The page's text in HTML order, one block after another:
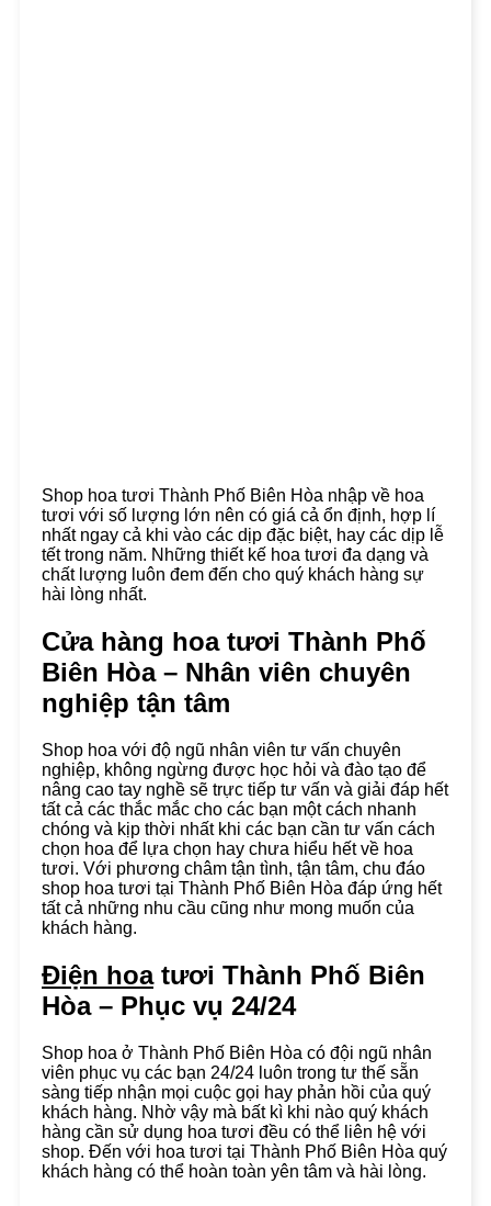
Shop hoa tươi Thành Phố Biên Hòa nhập về hoa
tươi với số lượng lớn nên có giá cả ổn định, hợp lí
nhất ngay cả khi vào các dịp đặc biệt, hay các dịp lễ
tết trong năm. Những thiết kế hoa tươi đa dạng và
chất lượng luôn đem đến cho quý khách hàng sự
hài lòng nhất.
Cửa hàng hoa tươi Thành Phố
Biên Hòa – Nhân viên chuyên
nghiệp tận tâm
Shop hoa với độ ngũ nhân viên tư vấn chuyên
nghiệp, không ngừng được học hỏi và đào tạo để
nâng cao tay nghề sẽ trực tiếp tư vấn và giải đáp hết
tất cả các thắc mắc cho các bạn một cách nhanh
chóng và kịp thời nhất khi các bạn cần tư vấn cách
chọn hoa để lựa chọn hay chưa hiểu hết về hoa
tươi. Với phương châm tận tình, tận tâm, chu đáo
shop hoa tươi tại Thành Phố Biên Hòa đáp ứng hết
tất cả những nhu cầu cũng như mong muốn của
khách hàng.
Điện hoatươi Thành Phố Biên
Hòa – Phục vụ 24/24
Shop hoa ở Thành Phố Biên Hòa có đội ngũ nhân
viên phục vụ các bạn 24/24 luôn trong tư thế sẵn
sàng tiếp nhận mọi cuộc gọi hay phản hồi của quý
khách hàng. Nhờ vậy mà bất kì khi nào quý khách
hàng cần sử dụng hoa tươi đều có thể liên hệ với
shop. Đến với hoa tươi tại Thành Phố Biên Hòa quý
khách hàng có thể hoàn toàn yên tâm và hài lòng.